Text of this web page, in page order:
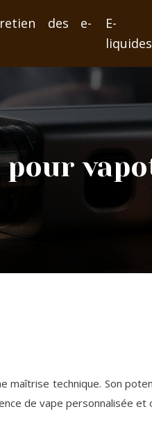
des e-
E-
liquides
technique. Son
de vape personnalisée et